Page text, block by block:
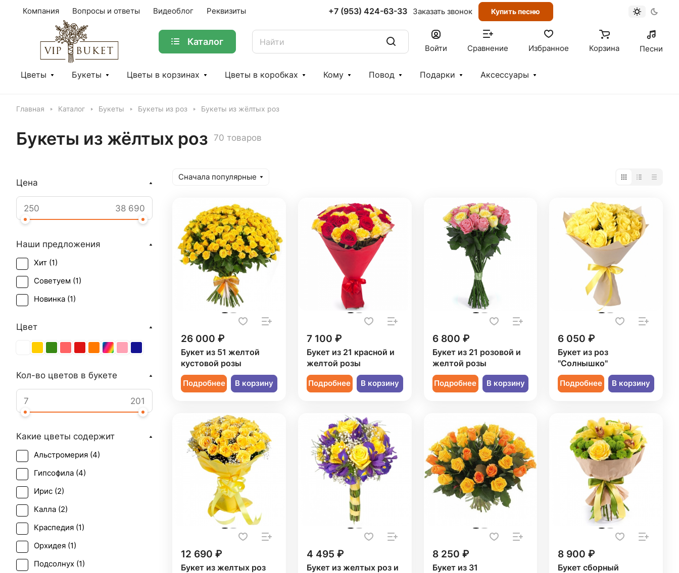
Компания Вопросы и ответы Видеоблог Реквизиты +7 (953) 424-63-33 Заказать звонок Купить песню
Каталог
Войти Сравнение Избранное Корзина Песни
Цветы Букеты Цветы в корзинах Цветы в коробках Кому Повод Подарки Аксессуары
Главная Каталог Букеты Букеты из роз Букеты из жёлтых роз
Букеты из жёлтых роз 70 товаров
Сначала популярные
26 000 ₽
Букет из 51 желтой
кустовой розы
Подробнее В корзину
7 100 ₽
Букет из 21 красной и
желтой розы
Подробнее В корзину
6 800 ₽
Букет из 21 розовой и
желтой розы
Подробнее В корзину
6 050 ₽
Букет из роз
"Солнышко"
Подробнее В корзину
12 690 ₽
Букет из желтых роз
4 495 ₽
Букет из желтых роз и
8 250 ₽
Букет из 31
8 900 ₽
Букет сборный
Цена
Наши предложения
Хит (1)
Советуем (1)
Новинка (1)
Цвет
Кол-во цветов в букете
Какие цветы содержит
Альстромерия (4)
Гипсофила (4)
Ирис (2)
Калла (2)
Краспедия (1)
Орхидея (1)
Подсолнух (1)